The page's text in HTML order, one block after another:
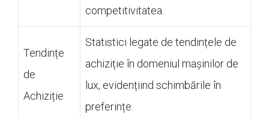
competitivitatea.
Tendințe
de
Achiziție
Statistici legate de tendințele de
achiziție în domeniul mașinilor de
lux, evidențiind schimbările în
preferințe.